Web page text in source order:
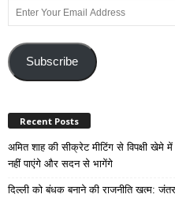
Enter
Your
Email
AddressSubscribe
Recent Posts
अमित शाह की सीक्रेट मीटिंग से विपक्षी
नहीं पाएंगे और सदन से भागेंगे
दिल्ली को बंधक बनाने की राजनीति खत्म: